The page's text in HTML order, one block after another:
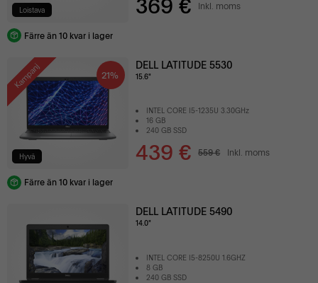
Loistava Inkl. moms
Färre än 10 kvar i lager
Kampanj 21%
Hyvä
DELL LATITUDE 5530
15.6"
INTEL CORE I5-1235U 3.30GHz
16 GB
240 GB SSD
439 € 559 € Inkl. moms
Färre än 10 kvar i lager
DELL LATITUDE 5490
14.0"
INTEL CORE I5-8250U 1.6GHZ
8 GB
240 GB SSD